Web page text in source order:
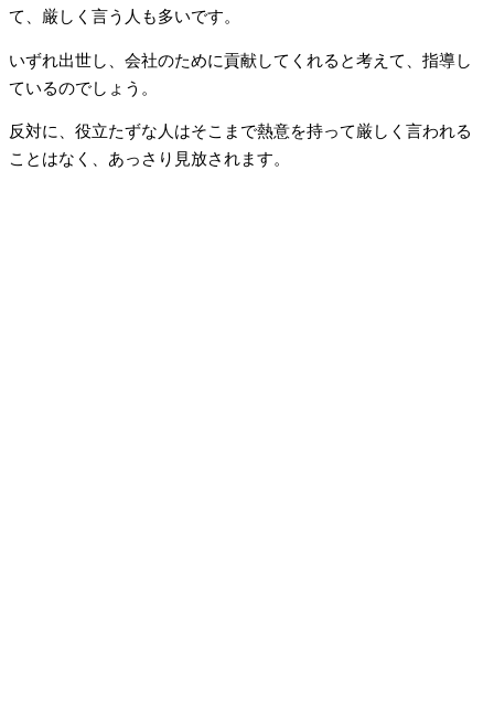
て、厳しく言う人も多いです。
いずれ出世し、会社のために貢献してくれると考えて、指導し
ているのでしょう。
反対に、役立たずな人はそこまで熱意を持って厳しく言われる
ことはなく、あっさり見放されます。